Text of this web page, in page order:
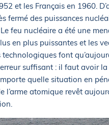
et les Français en 1960.
fermé des puissances
feu nucléaire a été une
en plus puissantes et les
font
suffisant : il faut avoir
quelle situation en
l’arme atomique revêt